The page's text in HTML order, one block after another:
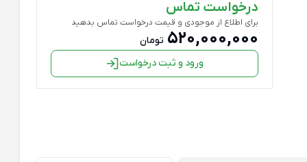
درخواست تماس
برای اطلاع از موجودی و قیمت درخواست تماس بدهید
520,000,000 تومان
ورود و ثبت درخواست